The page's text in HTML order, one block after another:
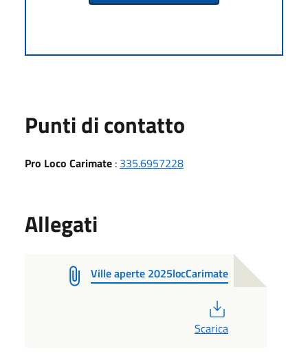
Punti di contatto
Pro Loco Carimate : 335.6957228
Allegati
Ville aperte 2025locCarimate
Scarica